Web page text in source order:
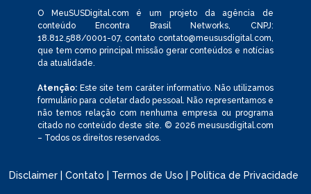
O MeuSUSDigital.com é um projeto da agência de
conteúdo Encontra Brasil Networks, CNPJ:
18.812.588/0001-07, contato contato@meususdigital.com,
que tem como principal missão gerar conteúdos e notícias
da atualidade.
Atenção:Este site tem caráter informativo. Não utilizamos
formulário para coletar dado pessoal. Não representamos e
não temos relação com nenhuma empresa ou programa
citado no conteúdo deste site. © 2026 meususdigital.com
– Todos os direitos reservados.
Disclaimer |Contato Termos de Uso Política de Privacidade